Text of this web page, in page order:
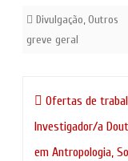
Divulgação,Outros
greve geral
Navegação
de
artigos
Ofertas de
Investigador/a
em Antropologia,